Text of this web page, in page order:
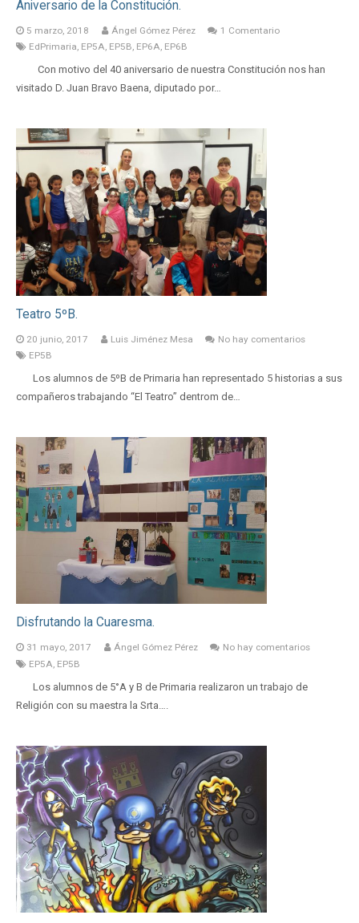
Aniversario de la Constitución.
5 marzo, 2018 Ángel Gómez Pérez 1 Comentario
EdPrimaria EP5A EP5B EP6A EP6B
Con motivo del 40 aniversario de nuestra Constitución nos han
visitado D. Juan Bravo Baena, diputado por…
Teatro 5ºB.
20 junio, 2017 Luis Jiménez Mesa
No hay comentarios
EP5B
Los alumnos de 5ºB de Primaria han representado 5 historias a sus
compañeros trabajando “El Teatro” dentrom de…
Disfrutando la Cuaresma.
31 mayo, 2017 Ángel Gómez Pérez
No hay comentarios
EP5A EP5B
Los alumnos de 5°A y B de Primaria realizaron un trabajo de
Religión con su maestra la Srta….